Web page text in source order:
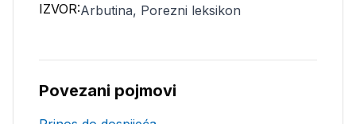
IZVOR:Arbutina, Porezni leksikon
Povezani pojmovi